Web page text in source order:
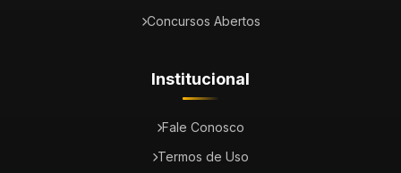
Concursos Abertos
Institucional
Fale Conosco
Termos de Uso